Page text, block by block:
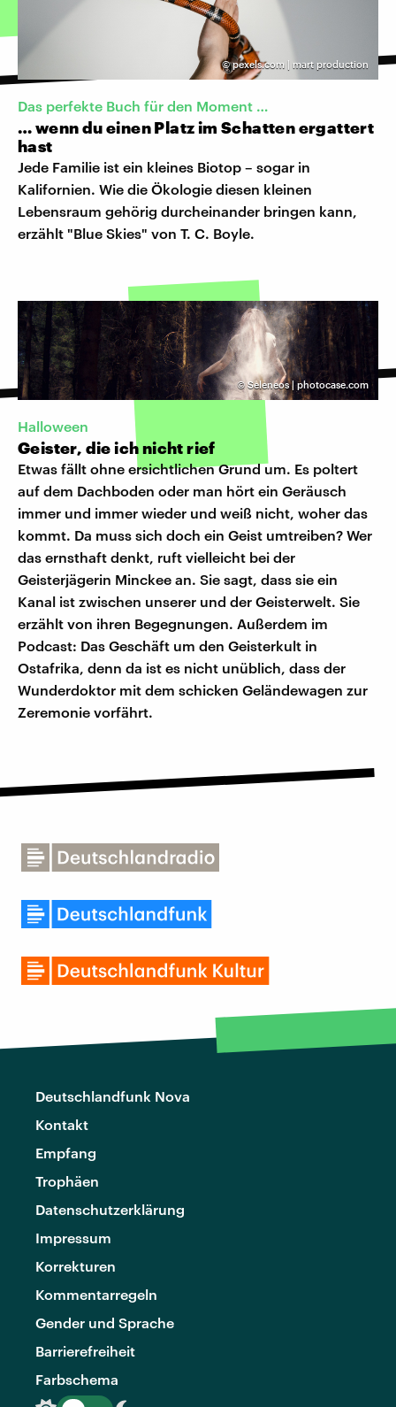
©pexels.com | mart production
Das perfekte Buch für den Moment …
… wenn du einen Platz im Schatten ergattert
hast
Jede Familie ist ein kleines Biotop – sogar in
Kalifornien. Wie die Ökologie diesen kleinen
Lebensraum gehörig durcheinander bringen kann,
erzählt "Blue Skies" von T. C. Boyle.
© Seleneos | photocase.com
Halloween
Geister, die ich nicht rief
Etwas fällt ohne ersichtlichen Grund um. Es poltert
auf dem Dachboden oder man hört ein Geräusch
immer und immer wieder und weiß nicht, woher das
kommt. Da muss sich doch ein Geist umtreiben? Wer
das ernsthaft denkt, ruft vielleicht bei der
Geisterjägerin Minckee an. Sie sagt, dass sie ein
Kanal ist zwischen unserer und der Geisterwelt. Sie
erzählt von ihren Begegnungen. Außerdem im
Podcast: Das Geschäft um den Geisterkult in
Ostafrika, denn da ist es nicht unüblich, dass der
Wunderdoktor mit dem schicken Geländewagen zur
Zeremonie vorfährt.
Deutschlandfunk Nova
Kontakt
Empfang
Trophäen
Datenschutzerklärung
Impressum
Korrekturen
Kommentarregeln
Gender und Sprache
Barrierefreiheit
Farbschema